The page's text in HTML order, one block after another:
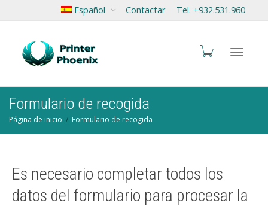
Español Contactar Tel. +932.531.960
Formulario de recogida
Página de inicio Formulario de recogida
Es necesario completar todos los
datos del formulario para procesar la